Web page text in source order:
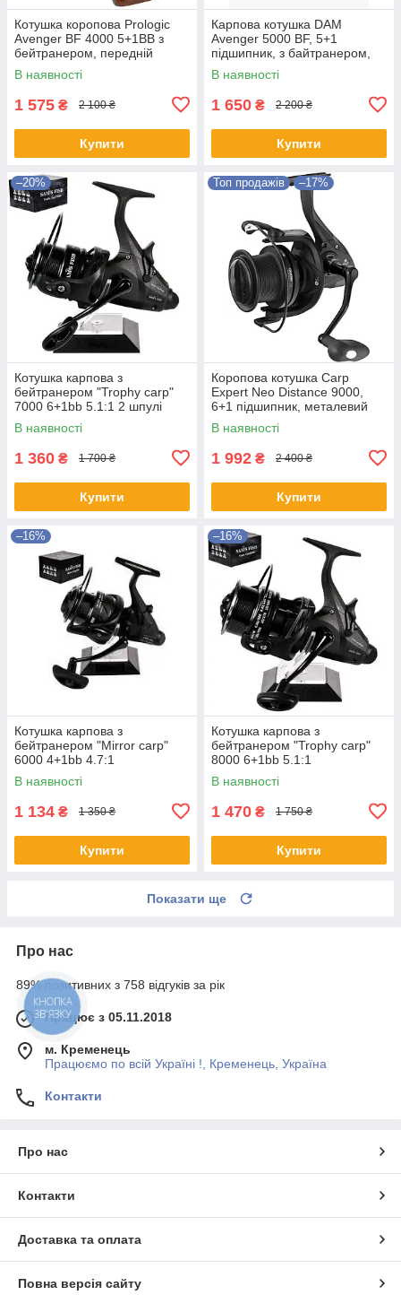
Котушка коропова Prologic
Avenger BF 4000 5+1BB з
бейтранером, передній
фрикціон
В наявності
1 575 ₴ 2 100 ₴
Купити
Карпова котушка DAM
Avenger 5000 BF, 5+1
підшипник, з байтранером,
графітовим корпусом і
запасною шпулею
В наявності
1 650 ₴ 2 200 ₴
Купити
–20%
Котушка карпова з
бейтранером "Trophy carp"
7000 6+1bb 5.1:1 2 шпулi
метал./графiт
В наявності
1 360 ₴ 1 700 ₴
Купити
Топ продажів –17%
Коропова котушка Carp
Expert Neo Distance 9000,
6+1 підшипник, металевий
корпус, передній фрикціон,
велика шпуля
В наявності
1 992 ₴ 2 400 ₴
Купити
–16%
Котушка карпова з
бейтранером "Mirror carp"
6000 4+1bb 4.7:1
В наявності
1 134 ₴ 1 350 ₴
Купити
–16%
Котушка карпова з
бейтранером "Trophy carp"
8000 6+1bb 5.1:1
В наявності
1 470 ₴ 1 750 ₴
Купити
Показати ще
Про нас
89% позитивних з 758 відгуків за рік
Працює з 05.11.2018
м. Кременець
Працюємо по всій Україні !, Кременець, Україна
Контакти
Про нас
Контакти
Доставка та оплата
Повна версія сайту
КНОПКА
ЗВ'ЯЗКУ